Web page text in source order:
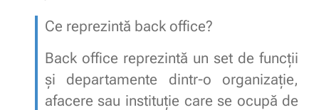
Ce reprezintă back office?
Back office reprezintă un set de funcții
și departamente dintr-o organizație,
afacere sau instituție care se ocupă de